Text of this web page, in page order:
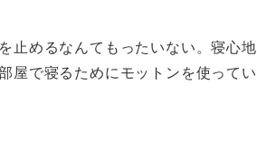
止めるなんてもったいない。寝心地
屋で寝るためにモットンを使ってい